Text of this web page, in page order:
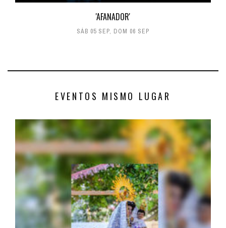
'AFANADOR'
SÁB 05 SEP, DOM 06 SEP
EVENTOS MISMO LUGAR